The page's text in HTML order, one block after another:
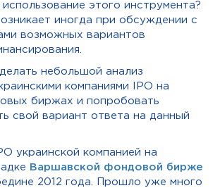
использование этого инструмента?
иногда при обсуждении с
возможных вариантов
небольшой анализ
компаниями IPO на
биржах и попробовать
свой вариант ответа на данный
украинской компанией на
Варшавской фондовой бирже
2012 года. Прошло уже много